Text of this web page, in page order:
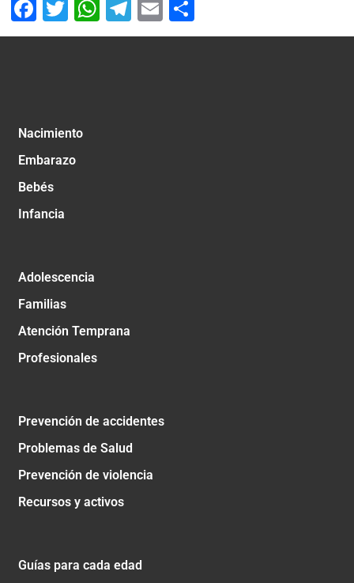
Facebook
Twitter
WhatsApp
Telegram
Email
Nacimiento
Embarazo
Bebés
Infancia
Adolescencia
Familias
Atención Temprana
Profesionales
Prevención de accidentes
Problemas de Salud
Prevención de violencia
Recursos y activos
Guías para cada edad